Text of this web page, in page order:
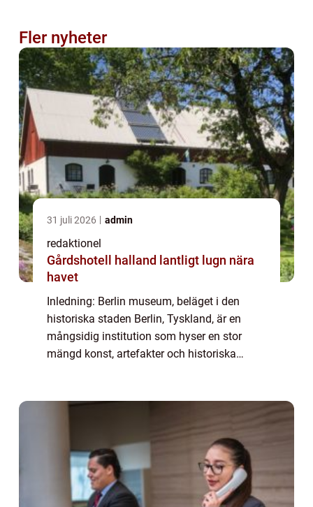
Fler nyheter
31 juli 2026 admin
redaktionel
Gårdshotell halland lantligt lugn nära
havet
Inledning: Berlin museum, beläget i den
historiska staden Berlin, Tyskland, är en
mångsidig institution som hyser en stor
mängd konst, artefakter och historiska
histori...